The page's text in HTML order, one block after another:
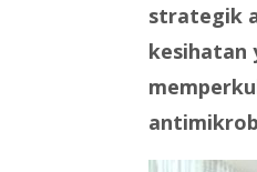
strategik
kesihatan